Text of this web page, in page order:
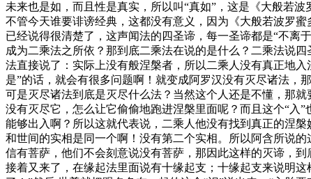
未来也是如，而且性是真实，所以叫“真如”，这是《大般若波
不管今天谁要诽谤经典，这都没有意义，因为《大般若波罗
已经说得很清楚了，这声闻法的四圣谛，每一圣谛都是“不离
成为二乘法之所依？那到底二乘法在说的是什么？二乘法说
法直接说了：实际上没有般涅槃者，所以二乘人没有真正地
是”的话，就会有很多问题啊！就变成阿罗汉没有灭尽诸法，
可是灭尽诸法到底是灭尽什么法？当然这个人还是不懂，那
没有灭尽它，怎么让它偷偷地跑进涅槃里面呢？而且这个“入
能够出入啊？所以这就代表说，二乘人他没有找到真正的涅
和世间的实相是同一个啊！没有第二个实相。所以阿含所说
信有菩萨，他们不会刻意说没有菩萨，那因此这样的灭谛，到
接着又来了，在缘起法里面说有十缘起支；十缘起支来说明